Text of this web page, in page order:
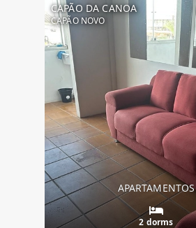
CAPÃO DA CANOA
CAPÃO NOVO
APARTAMENTOS
2 dorms